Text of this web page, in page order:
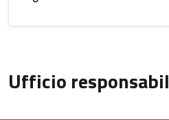
Ufficio